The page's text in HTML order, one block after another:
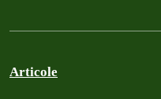
Articole